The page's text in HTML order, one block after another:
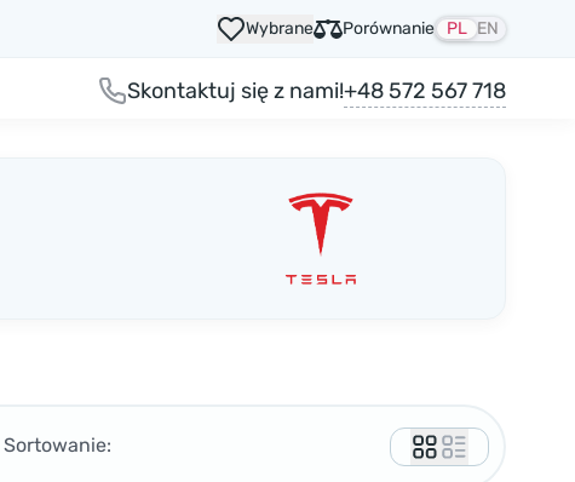
Wybrane Porównanie PL EN
Skontaktuj się z nami!+48 572 567 718
Sortowanie: